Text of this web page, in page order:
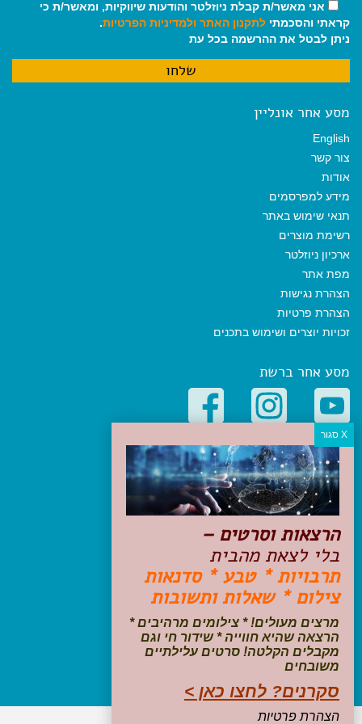
אני מאשר/ת קבלת ניוזלטר והודעות שיווקיות, ומאשר/ת כי
קראתי והסכמתי לתקנון האתר ולמדיניות הפרטיות.
ניתן לבטל את ההרשמה בכל עת
מסע אחר אונליין
English
צור קשר
אודות
מידע למפרסמים
תנאי שימוש באתר
רשימת מוצרים
ארכיון ניוזלטר
מפת אתר
הצהרת נגישות
הצהרת פרטיות
זכויות יוצרים ושימוש בתכנים
מסע אחר ברשת
קטגוריות פופולריות
יעדים
טיולים בישראל
מלונות בוטיק בישראל
טיפים והמלצות
הכנות לנסיעה
טיולי ג'יפים
טיולים עם ילדים
שייט, הפלגות, קרוזים
דיגיטל
עקבו אחרינו בפייסבוק
הרצאות וסרטים –
בלי לצאת מהבית
תרבויות * טבע * סדנאות
צילום * שאלות ותשובות
מרצים מעולים! * צילומים מרהיבים *
הרצאה שהיא חווייה * שידור חי וגם
מקבלים הקלטה! סרטים עלילתיים
משובחים
סקרנים? לחצו כאן >
הצהרת פרטיות